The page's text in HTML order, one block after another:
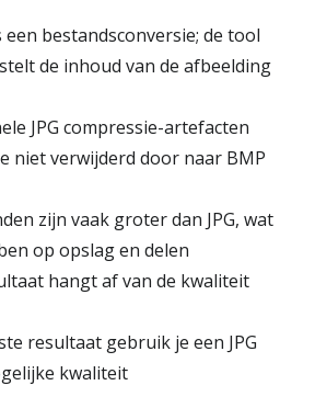
bestandsconversie; de tool
de inhoud van de afbeelding
JPG compressie-artefacten
niet verwijderd door naar BMP
zijn vaak groter dan JPG, wat
op opslag en delen
hangt af van de kwaliteit
resultaat gebruik je een JPG
kwaliteit